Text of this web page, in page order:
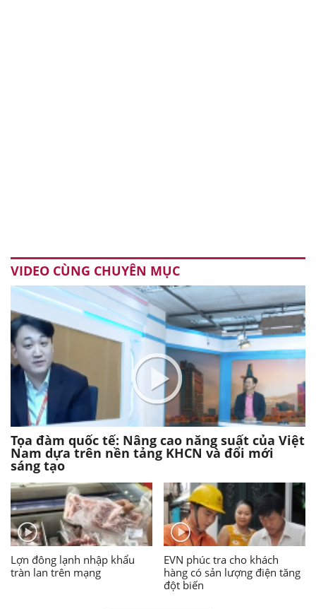
VIDEO CÙNG CHUYÊN MỤC
Tọa đàm quốc tế: Nâng cao năng suất của Việt
Nam dựa trên nền tảng KHCN và đổi mới
sáng tạo
Lợn đông lạnh nhập khẩu
tràn lan trên mạng
EVN phúc tra cho khách
hàng có sản lượng điện tăng
đột biến